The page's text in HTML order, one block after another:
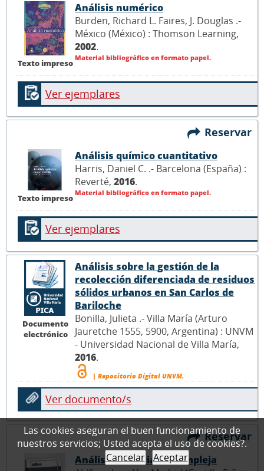
Texto impreso
Análisis numérico
Burden, Richard L. Faires, J. Douglas .-
México (México) : Thomson Learning,
2002.
Material bibliográfico en formato papel.
Ver ejemplares
Reservar
Texto impreso
Análisis químico cuantitativo
Harris, Daniel C. .- Barcelona (España) :
Reverté, 2016.
Material bibliográfico en formato papel.
Ver ejemplares
Documento
electrónico
Análisis sobre la gestión de la
recolección diferenciada de residuos
sólidos urbanos en San Carlos de
Bariloche
Bonilla, Julieta .- Villa María (Arturo
Jauretche 1555, 5900, Argentina) : UNVM
- Universidad Nacional de Villa María,
2016.
| Repositorio Digital UNVM.
Ver documento/s
Reservar
Análisis de variable compleja
Las cookies aseguran el buen funcionamiento de
nuestros servicios; Usted acepta el uso de cookies?.
Cancelar
Aceptar